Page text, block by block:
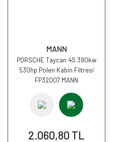
MANN
PORSCHE Taycan 4S 390kw
530hp Polen Kabin Filtresi
FP32007 MANN
2.060,80 TL